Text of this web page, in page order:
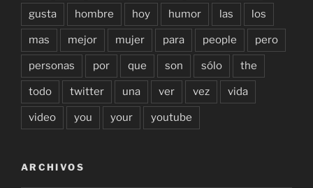
gusta hombre hoy humor las los
mas mejor mujer para people pero
personas por que son sólo the
todo twitter una ver vez vida
video you your youtube
ARCHIVOS